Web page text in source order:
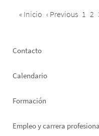
First
« Inicio Previous
‹ Previous 1 2
Footer
Contacto
Calendario
Formación
Empleo y carrera